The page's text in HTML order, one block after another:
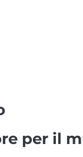
per il